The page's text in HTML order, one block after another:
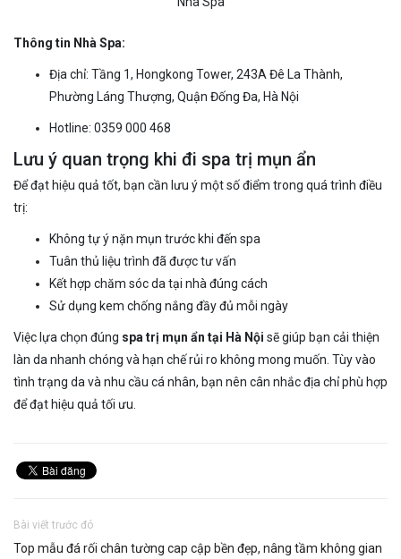
Thông tin Nhà Spa:
Địa chỉ: Tầng 1, Hongkong Tower, 243A Đê La Thành,
Phường Láng Thượng, Quận Đống Đa, Hà Nội
Hotline: 0359 000 468
Lưu ý quan trọng khi đi spa trị mụn ẩn
Để đạt hiệu quả tốt, bạn cần lưu ý một số điểm trong quá trình điều
trị:
Không tự ý nặn mụn trước khi đến spa
Tuân thủ liệu trình đã được tư vấn
Kết hợp chăm sóc da tại nhà đúng cách
Sử dụng kem chống nắng đầy đủ mỗi ngày
Việc lựa chọn đúng spa trị mụn ẩn tại Hà Nội sẽ giúp bạn cải thiện
làn da nhanh chóng và hạn chế rủi ro không mong muốn. Tùy vào
tình trạng da và nhu cầu cá nhân, bạn nên cân nhắc địa chỉ phù hợp
để đạt hiệu quả tối ưu.
Bài viết trước đó
Top mẫu đá rối chân tường cap cập bền đẹp, nâng tầm không gian